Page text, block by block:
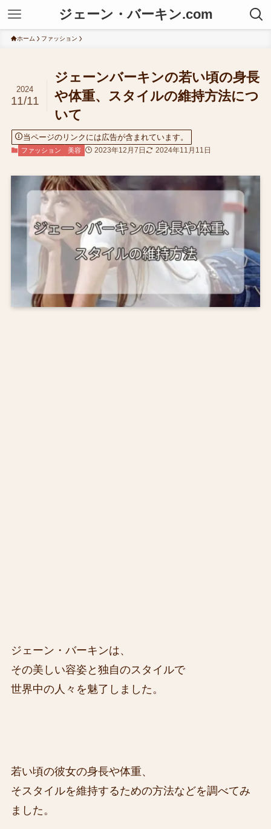
ジェーン・バーキン.com
ホーム ファッション
ジェーンバーキンの若い頃の身長
や体重、スタイルの維持方法につ
いて
2024
11/11
当ページのリンクには広告が含まれています。
ファッション 美容 2023年12月7日 2024年11月11日
ジェーン・バーキンは、
その美しい容姿と独自のスタイルで
世界中の人々を魅了しました。
若い頃の彼女の身長や体重、
そスタイルを維持するための方法などを調べてみ
ました。